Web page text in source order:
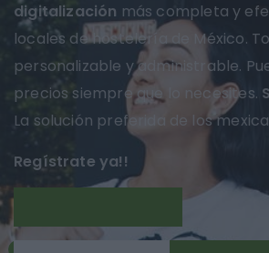
digitalización más completa y
locales de hostelería de México.
personalizable y administrable.
precios siempre que lo necesites.
La solución preferida de los
Regístrate ya!!